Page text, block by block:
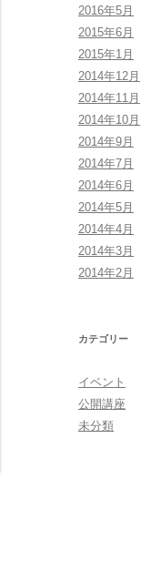
2016年5月
2015年6月
2015年1月
2014年12月
2014年11月
2014年10月
2014年9月
2014年7月
2014年6月
2014年5月
2014年4月
2014年3月
2014年2月
カテゴリー
イベント
公開講座
未分類